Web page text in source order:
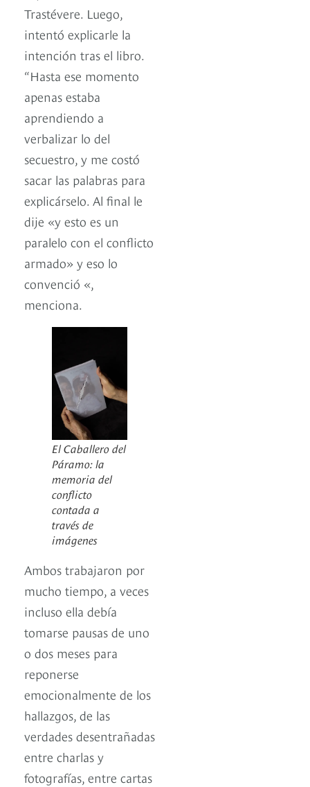
Trastévere. Luego,
intentó explicarle la
intención tras el libro.
“Hasta ese momento
apenas estaba
aprendiendo a
verbalizar lo del
secuestro, y me costó
sacar las palabras para
explicárselo. Al final le
dije «y esto es un
paralelo con el conflicto
armado» y eso lo
convenció «,
menciona.
El Caballero del
Páramo: la
memoria del
conflicto
contada a
través de
imágenes
Ambos trabajaron por
mucho tiempo, a veces
incluso ella debía
tomarse pausas de uno
o dos meses para
reponerse
emocionalmente de los
hallazgos, de las
verdades desentrañadas
entre charlas y
fotografías, entre cartas